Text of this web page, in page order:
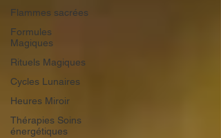
Flammes sacrées
Formules
Magiques
Rituels Magiques
Cycles Lunaires
Heures Miroir
Thérapies Soins
énergétiques